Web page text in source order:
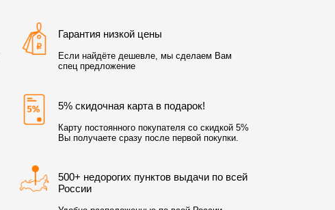
Гарантия низкой цены
Если найдёте дешевле, мы сделаем Вам
спец предложение
5% скидочная карта в подарок!
Карту постоянного покупателя со скидкой 5%
Вы получаете сразу после первой покупки.
500+ недорогих пунктов выдачи по всей
России